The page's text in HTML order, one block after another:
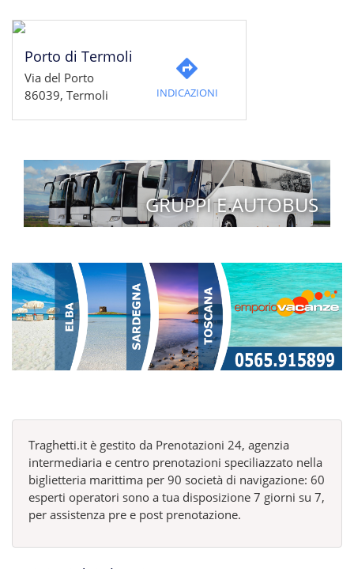
Porto di Termoli
Via del Porto
86039, Termoli
INDICAZIONI
GRUPPI E AUTOBUS
Traghetti.it è gestito da Prenotazioni 24, agenzia
intermediaria e centro prenotazioni speciliazzato nella
biglietteria marittima per 90 società di navigazione: 60
esperti operatori sono a tua disposizione 7 giorni su 7,
per assistenza pre e post prenotazione.